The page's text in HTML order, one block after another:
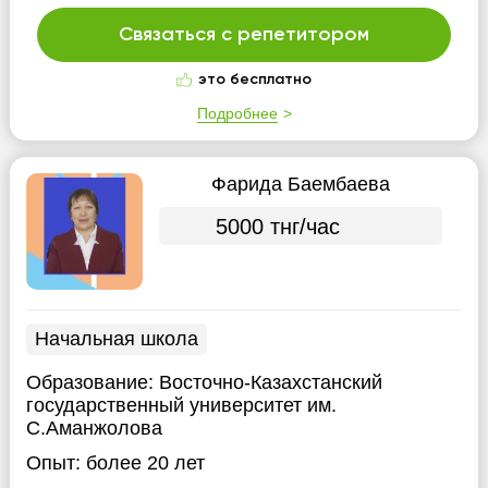
Связаться с репетитором
это бесплатно
Подробнее
Фарида Баембаева
5000 тнг/час
Начальная школа
Образование: Восточно-Казахстанский
государственный университет им.
С.Аманжолова
Опыт: более 20 лет